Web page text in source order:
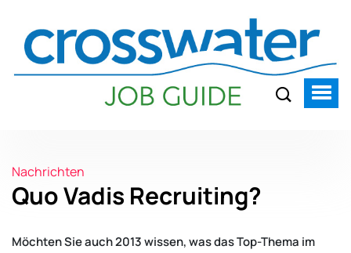
Nachrichten
Quo Vadis Recruiting?
Möchten Sie auch 2013 wissen, was das Top-Thema im